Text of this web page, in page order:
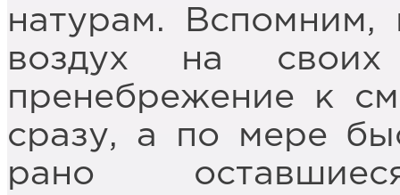
натурам. Вспомним,
воздух на своих
пренебрежение к
сразу, а по мере
рано